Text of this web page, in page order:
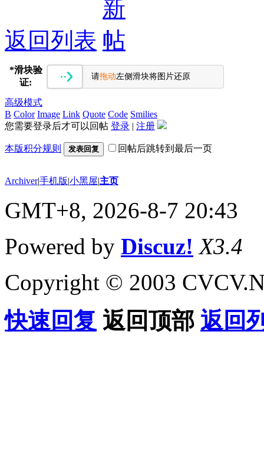
返回列表
*滑块验
证:
请拖动左侧滑块将图片还原
高级模式
B Color Image Link Quote Code Smilies
您需要登录后才可以回帖 登录 | 注册
本版积分规则 发表回复 回帖后跳转到最后一页
Archiver|手机版|小黑屋|主页
GMT+8, 2026-8-7 20:43
Powered by Discuz! X3.4
Copyright © 2003
快速回复 返回顶部 返回